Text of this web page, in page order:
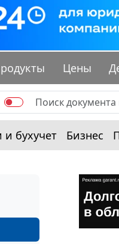
Цены
и бухучет Бизнес